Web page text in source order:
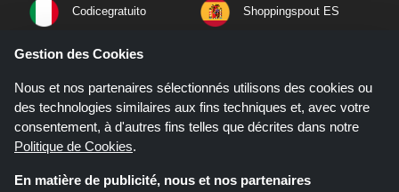
Codicegratuito Shoppingspout ES
Shoppingspout NL
Shoppingspout PT Shoppingspout NO
Gestion des Cookies
Nous et nos partenaires sélectionnés utilisons des cookies ou
des technologies similaires aux fins techniques et, avec votre
consentement, à d'autres fins telles que décrites dans notre
Politique de Cookies.
En matière de publicité, nous et nos partenaires